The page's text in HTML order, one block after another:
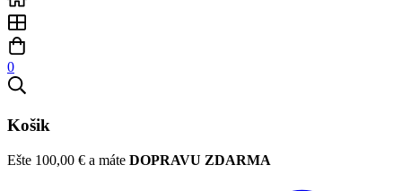
0
Košik
Ešte 100,00 € a máte DOPRAVU ZDARMA